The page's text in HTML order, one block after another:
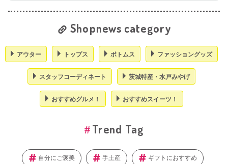
Shopnews category
アウター トップス ボトムス ファッショングッズ
スタッフコーディネート 茨城特産・水戸みやげ
おすすめグルメ！ おすすめスイーツ！
Trend Tag
自分にご褒美 手土産 ギフトにおすすめ